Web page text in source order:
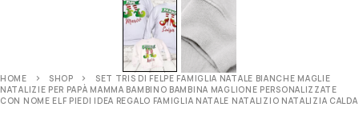
HOME SHOP
SET TRIS DI FELPE FAMIGLIA NATALE BIANCHE MAGLIE
NATALIZIE PER PAPÀ MAMMA BAMBINO BAMBINA MAGLIONE PERSONALIZZATE
CON NOME ELF PIEDI IDEA REGALO FAMIGLIA NATALE NATALIZIO NATALIZIA CALDA